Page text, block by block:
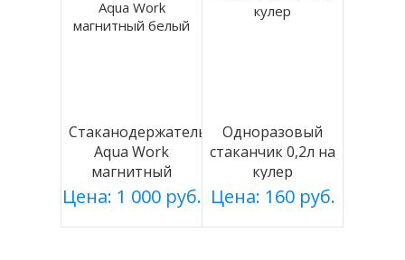
Стаканодержатель
Aqua Work
магнитный
белый
Цена: 1 000 руб.
Одноразовый
стаканчик 0,2л на
кулер
Цена: 160 руб.